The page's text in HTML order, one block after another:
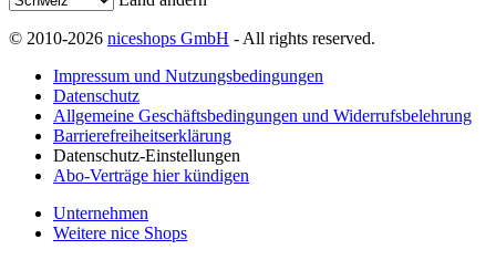
© 2010-2026 niceshops GmbH - All rights reserved.
Impressum und Nutzungsbedingungen
Datenschutz
Allgemeine Geschäftsbedingungen und Widerrufsbelehrung
Barrierefreiheitserklärung
Datenschutz-Einstellungen
Abo-Verträge hier kündigen
Unternehmen
Weitere nice Shops